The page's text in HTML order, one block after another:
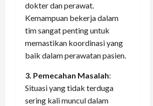
dokter dan perawat.
Kemampuan bekerja dalam
tim sangat penting untuk
memastikan koordinasi yang
baik dalam perawatan pasien.
3. Pemecahan Masalah:
Situasi yang tidak terduga
sering kali muncul dalam